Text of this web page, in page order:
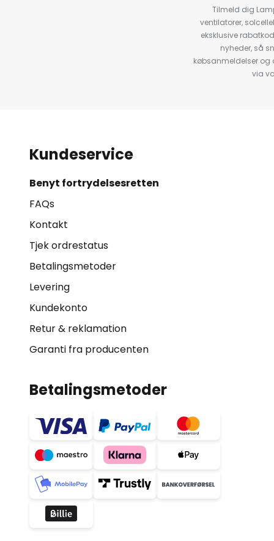
Tilmeld dig
ventilatorer,
eksklusive
nyheder, så
købsanmeldelser og
via
Kundeservice
Benyt fortrydelsesretten
FAQs
Kontakt
Tjek ordrestatus
Betalingsmetoder
Levering
Kundekonto
Retur & reklamation
Garanti fra producenten
Betalingsmetoder